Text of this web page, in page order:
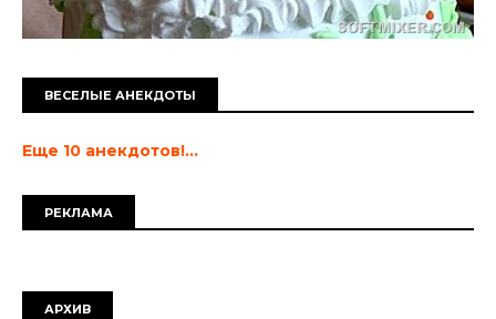
ВЕСЕЛЫЕ АНЕКДОТЫ
Еще 10 анекдотов!...
РЕКЛАМА
АРХИВ